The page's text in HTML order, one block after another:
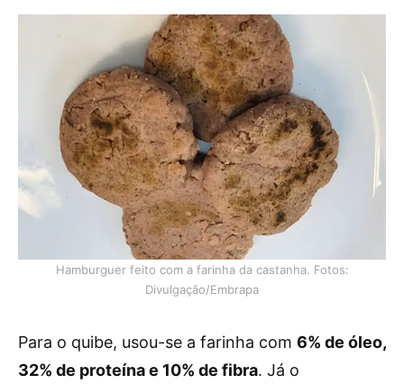
Hamburguer feito com a farinha da castanha. Fotos:
Divulgação/Embrapa
Para o quibe, usou-se a farinha com 6% de óleo,
32% de proteína e 10% de fibra. Já o